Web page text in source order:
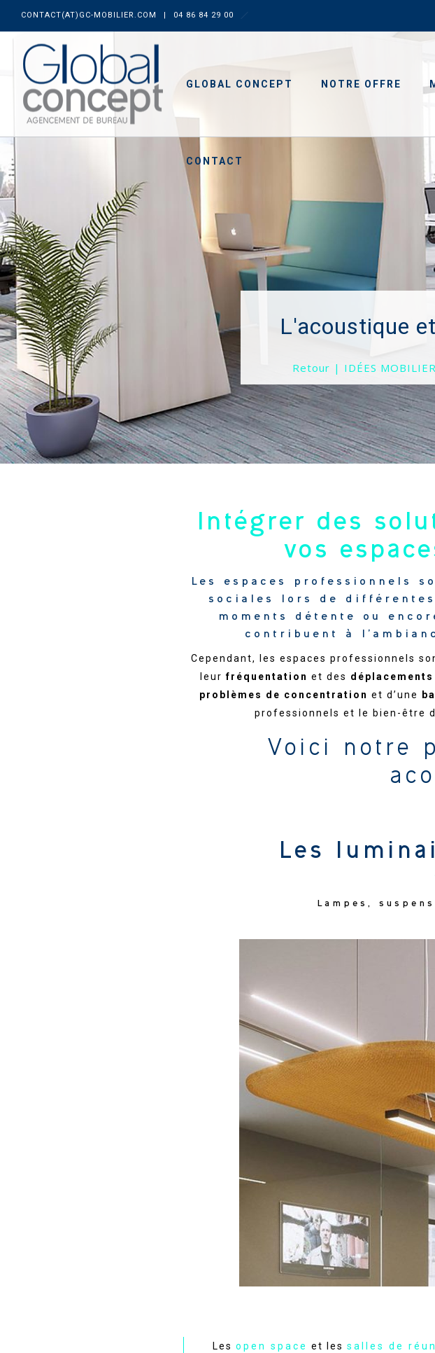
CONTACT(AT)GC-MOBILIER.COM | 04 86 84 29 00
GLOBAL CONCEPT NOTRE OFFRE
CONTACT
Intégrer des
vos
Les espaces professionnels
sociales lors de
moments détente ou
contribuent à
Cependant, les espaces professionnels
leurfréquentation et des déplacements
problèmes de concentration et d’une
professionnels et le bien-être
Voici notre
Les
Lampes,
Lesopen space et lessalles de